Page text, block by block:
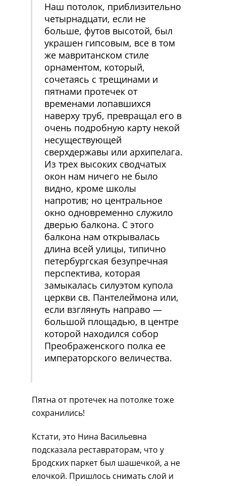
Наш потолок, приблизительно
четырнадцати, если не
больше, футов высотой, был
украшен гипсовым, все в том
же мавританском стиле
орнаментом, который,
сочетаясь с трещинами и
пятнами протечек от
временами лопавшихся
наверху труб, превращал его в
очень подробную карту некой
несуществующей
сверхдержавы или архипелага.
Из трех высоких сводчатых
окон нам ничего не было
видно, кроме школы
напротив; но центральное
окно одновременно служило
дверью балкона. С этого
балкона нам открывалась
длина всей улицы, типично
петербургская безупречная
перспектива, которая
замыкалась силуэтом купола
церкви св. Пантелеймона или,
если взглянуть направо —
большой площадью, в центре
которой находился собор
Преображенского полка ее
императорского величества.
Пятна от протечек на потолке тоже
сохранились!
Кстати, это Нина Васильевна
подсказала реставраторам, что у
Бродских паркет был шашечкой, а не
елочкой. Пришлось снимать слой и